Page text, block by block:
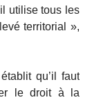
utilise tous les
territorial »,
qu’il faut
le droit à la